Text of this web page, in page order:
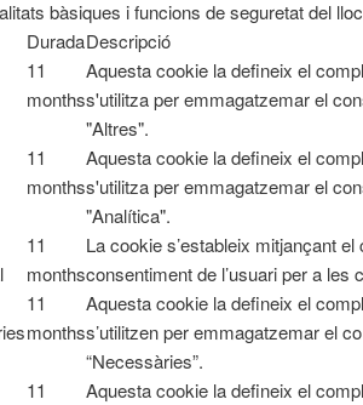
bàsiques i funcions de seguretat del
DuradaDescripció
11
months
Aquesta cookie la defineix el
s'utilitza per emmagatzemar el
"Altres".
11
months
Aquesta cookie la defineix el
s'utilitza per emmagatzemar el
"Analítica".
11
months
La cookie s’estableix mitjançant
consentiment de l’usuari per a les
11
months
Aquesta cookie la defineix el
s’utilitzen per emmagatzemar el
“Necessàries”.
11
Aquesta cookie la defineix el